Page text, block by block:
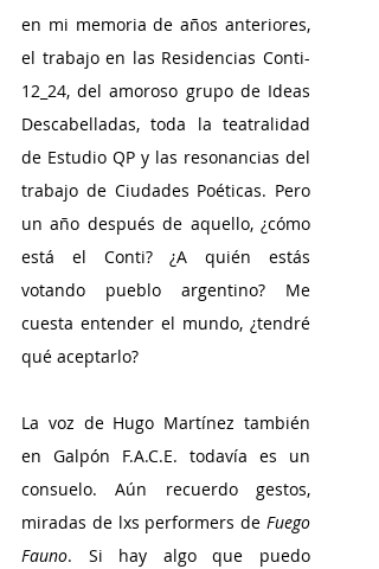
en mi memoria de años anteriores,
el trabajo en las Residencias Conti-
12_24, del amoroso grupo de Ideas
Descabelladas, toda la teatralidad
de Estudio QP y las resonancias del
trabajo de Ciudades Poéticas. Pero
un año después de aquello, ¿cómo
está el Conti? ¿A quién estás
votando pueblo argentino? Me
cuesta entender el mundo, ¿tendré
qué aceptarlo?
La voz de Hugo Martínez también
en Galpón F.A.C.E. todavía es un
consuelo. Aún recuerdo gestos,
miradas de lxs performers de Fuego
Fauno. Si hay algo que puedo